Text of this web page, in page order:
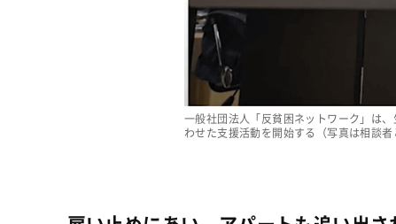
一般社団法人「反貧困ネットワーク」は
わせた支援活動を開始する（写真は相談